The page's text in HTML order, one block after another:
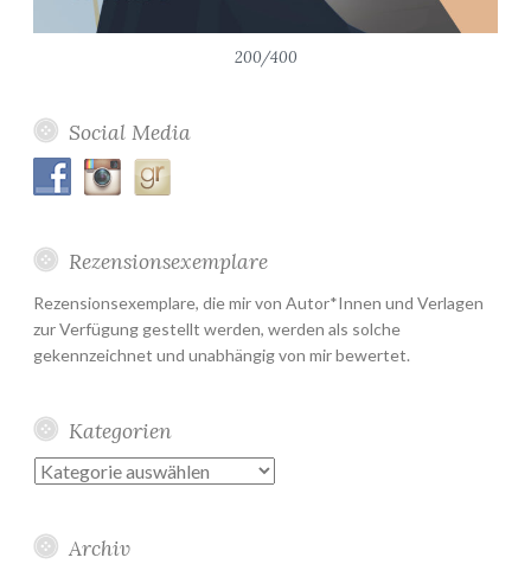
200/400
Social Media
Rezensionsexemplare
Rezensionsexemplare, die mir von Autor*Innen und Verlagen
zur Verfügung gestellt werden, werden als solche
gekennzeichnet und unabhängig von mir bewertet.
Kategorien
Kategorien
Archiv